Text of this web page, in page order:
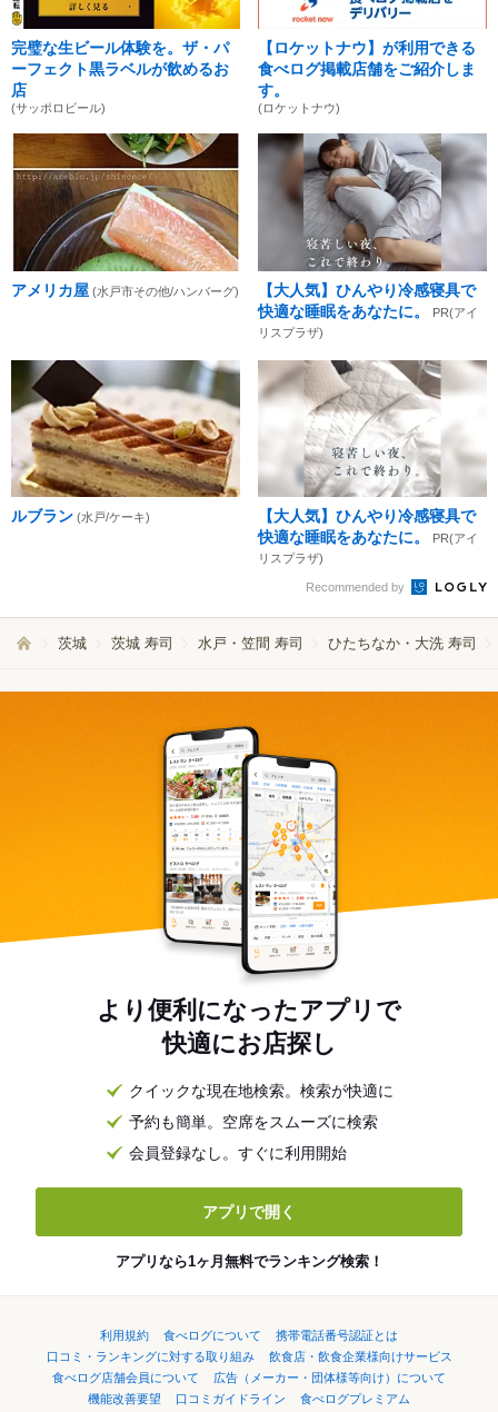
完璧な生ビール体験を。ザ・パ
ーフェクト黒ラベルが飲めるお
店
(サッポロビール)
【ロケットナウ】が利用できる
食べログ掲載店舗をご紹介しま
す。
(ロケットナウ)
アメリカ屋 (水戸市その他/ハンバーグ)
【大人気】ひんやり冷感寝具で
快適な睡眠をあなたに。
PR(アイ
リスプラザ)
ルブラン (水戸/ケーキ)
【大人気】ひんやり冷感寝具で
快適な睡眠をあなたに。
PR(アイ
リスプラザ)
Recommended by
茨城 茨城 寿司 水戸・笠間 寿司 ひたちなか・大洗 寿司
より便利になったアプリで
快適にお店探し
クイックな現在地検索。検索が快適に
予約も簡単。空席をスムーズに検索
会員登録なし。すぐに利用開始
アプリで開く
アプリなら1ヶ月無料でランキング検索！
利用規約 食べログについて
携帯電話番号認証とは
口コミ・ランキングに対する取り組み
飲食店・飲食企業様向けサービス
食べログ店舗会員について
広告（メーカー・団体様等向け）について
機能改善要望
口コミガイドライン
食べログプレミアム